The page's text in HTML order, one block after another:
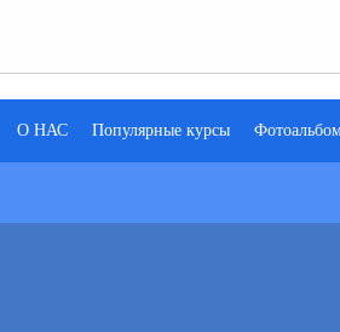
О НАС Популярные курсы